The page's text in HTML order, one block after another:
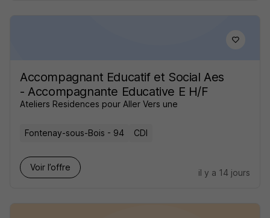
Accompagnant Educatif et Social Aes
- Accompagnante Educative E H/F
Ateliers Residences pour Aller Vers une
Fontenay-sous-Bois - 94 CDI
Voir l’offre
il y a 14 jours